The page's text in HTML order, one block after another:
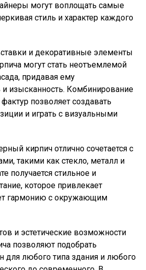
могут воплощать самые
стиль и характер каждого
и декоративные элементы
могут стать неотъемлемой
придавая ему
и изысканность. Комбинирование
позволяет создавать
и играть с визуальными
кирпич отлично сочетается с
такими как стекло, металл и
получается стильное и
которое привлекает
гармонию с окружающим
и эстетические возможности
позволяют подобрать
для любого типа здания и любого